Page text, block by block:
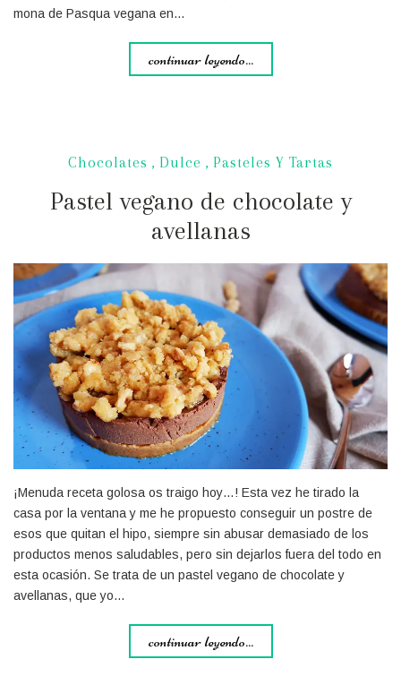
mona de Pasqua vegana en…
continuar leyendo...
Chocolates , Dulce , Pasteles Y Tartas
Pastel vegano de chocolate y
avellanas
¡Menuda receta golosa os traigo hoy…! Esta vez he tirado la
casa por la ventana y me he propuesto conseguir un postre de
esos que quitan el hipo, siempre sin abusar demasiado de los
productos menos saludables, pero sin dejarlos fuera del todo en
esta ocasión. Se trata de un pastel vegano de chocolate y
avellanas, que yo…
continuar leyendo...